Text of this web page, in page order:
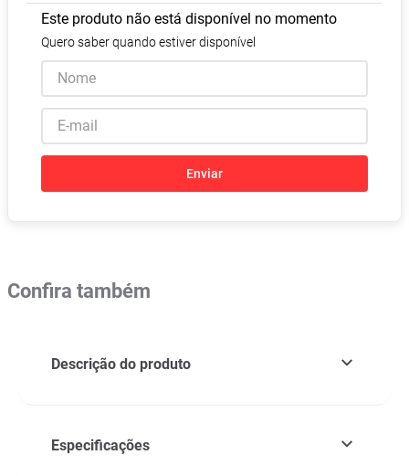
Este produto não está disponível no momento
Quero saber quando estiver disponível
Enviar
Confira também
Descrição do produto
Especificações
9º Vitamina D
10º Soro Fisiológico